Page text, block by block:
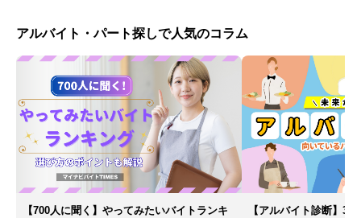
アルバイト・パート探しで人気のコラム
【700人に聞く】やってみたいバイトランキ
【アルバイト診断】